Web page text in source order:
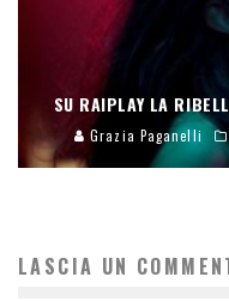
SU RAIPLAY LA
Grazia Paganelli
LASCIA UN